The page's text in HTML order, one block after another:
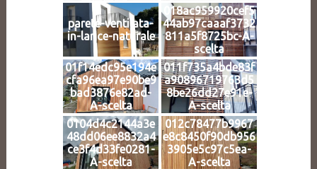
parete-ventilata-
in-larice-naturale
018ac959920cef5
44ab97caaaf3732
811a5f8725bc-A-
scelta
01f14edc95e194e
cfa96ea97e90be9
bad3876e82ad-
A-scelta
011f735a4bde83f
a90896719763d5
8be26dd27e91e-
A-scelta
0104d4c2144a3e
48dd06ee8832a4
ce3f4d33fe0281-
A-scelta
012c78477b9967
e8c8450f90db956
3905e5c97c5ea-
A-scelta